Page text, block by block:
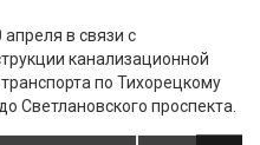
в связи с
канализационной
по Тихорецкому
Светлановского проспекта.